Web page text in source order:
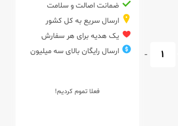
-
ضمانت اصالت و سلامت
ارسال سریع به کل کشور
یک هدیه برای هر سفارش
ارسال رایگان بالای سه میلیون
فعلا تموم کردیم!